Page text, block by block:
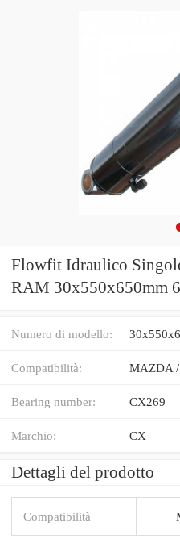
Flowfit Idraulico
RAM 30x550x650mm
Numero di modello:
Compatibilità: MAZDA
Bearing number: CX269
Marchio: CX
Dettagli del prodotto
Compatibilità